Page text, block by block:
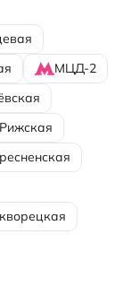
МЦД-2